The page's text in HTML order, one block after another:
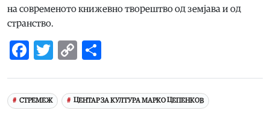
на современото книжевно творештво од земјава и од
странство.
Facebook
Twitter
Copy
СТРЕМЕЖ ЦЕНТАР ЗА КУЛТУРА МАРКО ЦЕПЕНКОВ